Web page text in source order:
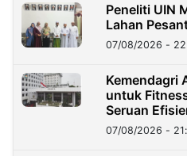
Peneliti UIN
Lahan
07/08/2026 -
Kemendagri
untuk
Seruan
07/08/2026 -